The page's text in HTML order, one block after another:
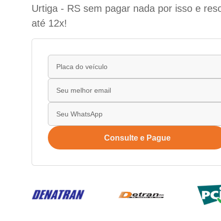
Urtiga - RS sem pagar nada por isso e
até 12x!
Consulte e Pague